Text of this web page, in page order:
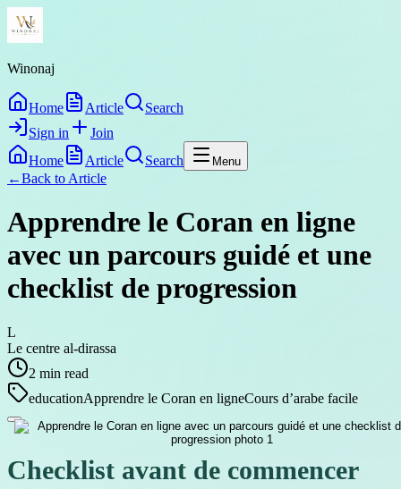
Winonaj
Home Article
Search
Sign in
Join
Home
Article Search Menu
←Back to Article
Apprendre le Coran en ligne
avec un parcours guidé et une
checklist de progression
L
Le centre al-dirassa
2 min read
educationApprendre le Coran en ligneCours d’arabe facile
Checklist avant de commencer